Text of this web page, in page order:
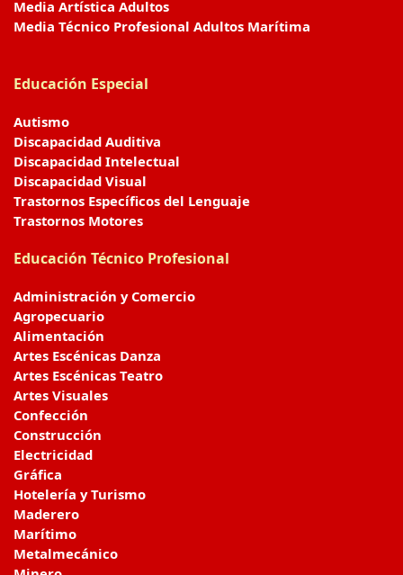
Media Artística Adultos
Media Técnico Profesional Adultos Marítima
Educación Especial
Autismo
Discapacidad Auditiva
Discapacidad Intelectual
Discapacidad Visual
Trastornos Específicos del Lenguaje
Trastornos Motores
Educación Técnico Profesional
Administración y Comercio
Agropecuario
Alimentación
Artes Escénicas Danza
Artes Escénicas Teatro
Artes Visuales
Confección
Construcción
Electricidad
Gráfica
Hotelería y Turismo
Maderero
Marítimo
Metalmecánico